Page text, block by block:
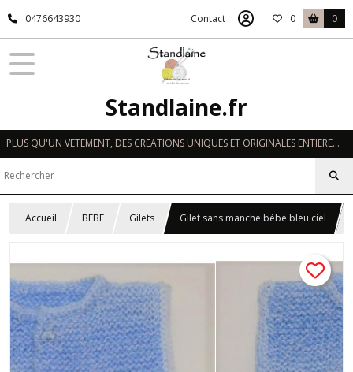
0476643930 Contact 0 0
Standlaine.fr
PLUS QU'UN VETEMENT, DES CREATIONS UNIQUES ET ORIGINALES ENTIEREMENT REALISEES A LA MAIN EN FRANCE
Accueil BEBE Gilets Gilet sans manche bébé bleu ciel